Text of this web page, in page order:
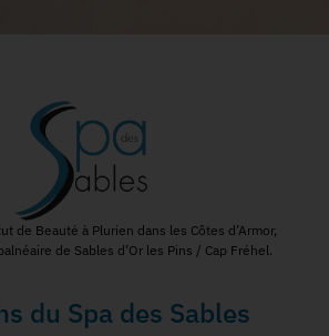
de Beauté à Plurien dans les Côtes d’Armor,
de Sables d’Or les Pins / Cap Fréhel.
du Spa des Sables